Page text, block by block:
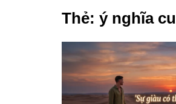
Thẻ: ý nghĩa